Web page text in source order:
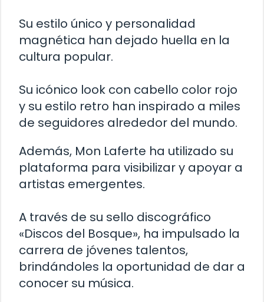
Su estilo único y personalidad
magnética han dejado huella en la
cultura popular.
Su icónico look con cabello color rojo
y su estilo retro han inspirado a miles
de seguidores alrededor del mundo.
Además, Mon Laferte ha utilizado su
plataforma para visibilizar y apoyar a
artistas emergentes.
A través de su sello discográfico
«Discos del Bosque», ha impulsado la
carrera de jóvenes talentos,
brindándoles la oportunidad de dar a
conocer su música.